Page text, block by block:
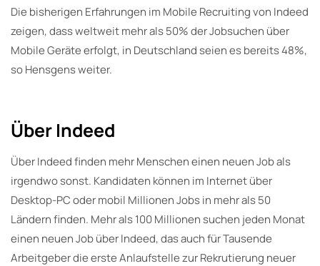
Die bisherigen Erfahrungen im Mobile Recruiting von Indeed
zeigen, dass weltweit mehr als 50% der Jobsuchen über
Mobile Geräte erfolgt, in Deutschland seien es bereits 48%,
so Hensgens weiter.
Über Indeed
Über Indeed finden mehr Menschen einen neuen Job als
irgendwo sonst. Kandidaten können im Internet über
Desktop-PC oder mobil Millionen Jobs in mehr als 50
Ländern finden. Mehr als 100 Millionen suchen jeden Monat
einen neuen Job über Indeed, das auch für Tausende
Arbeitgeber die erste Anlaufstelle zur Rekrutierung neuer